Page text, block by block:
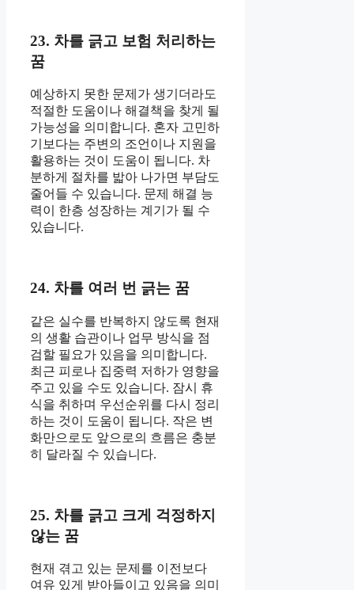
23. 차를 긁고 보험 처리하는
꿈
예상하지 못한 문제가 생기더라도
적절한 도움이나 해결책을 찾게 될
가능성을 의미합니다. 혼자 고민하
기보다는 주변의 조언이나 지원을
활용하는 것이 도움이 됩니다. 차
분하게 절차를 밟아 나가면 부담도
줄어들 수 있습니다. 문제 해결 능
력이 한층 성장하는 계기가 될 수
있습니다.
24. 차를 여러 번 긁는 꿈
같은 실수를 반복하지 않도록 현재
의 생활 습관이나 업무 방식을 점
검할 필요가 있음을 의미합니다.
최근 피로나 집중력 저하가 영향을
주고 있을 수도 있습니다. 잠시 휴
식을 취하며 우선순위를 다시 정리
하는 것이 도움이 됩니다. 작은 변
화만으로도 앞으로의 흐름은 충분
히 달라질 수 있습니다.
25. 차를 긁고 크게 걱정하지
않는 꿈
현재 겪고 있는 문제를 이전보다
여유 있게 받아들이고 있음을 의미